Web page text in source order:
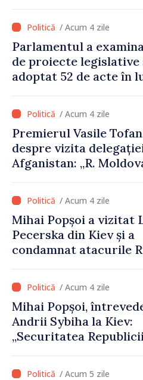
/ Acum 4 zile
Parlamentul a
de proiecte legislative
adoptat 52 de acte în
/ Acum 4 zile
Premierul Vasile
despre vizita
Afganistan: „R.
talibană. Aprobarea
vizite a fost o eroare de
evaluare și de
instituțională”
/ Acum 4 zile
Mihai Popșoi a vizitat
Pecerska din Kiev și a
condamnat atacurile
cultural al Ucrainei
/ Acum 4 zile
Mihai Popșoi,
Andrii Sybiha la Kiev:
„Securitatea Republicii
de securitatea
/ Acum 5 zile